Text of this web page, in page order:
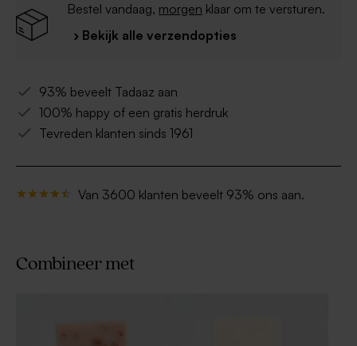
Bestel vandaag, morgen klaar om te versturen.
› Bekijk alle verzendopties
93% beveelt Tadaaz aan
100% happy of een gratis herdruk
Tevreden klanten sinds 1961
Van 3600 klanten beveelt 93% ons aan.
Combineer met